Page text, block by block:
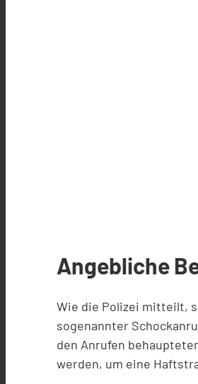
Angebliche
Wie die Polizei mitteilt,
sogenannter
den Anrufen
werden, um eine